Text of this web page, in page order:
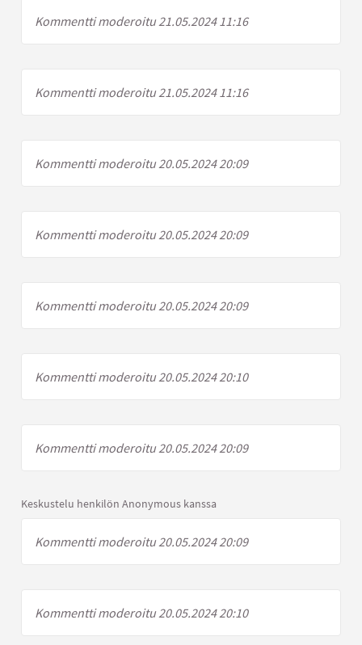
Kommentti moderoitu 21.05.2024 11:16
Kommentti moderoitu 21.05.2024 11:16
Kommentti moderoitu 20.05.2024 20:09
Kommentti moderoitu 20.05.2024 20:09
Kommentti moderoitu 20.05.2024 20:09
Kommentti moderoitu 20.05.2024 20:10
Kommentti moderoitu 20.05.2024 20:09
Keskustelu henkilön Anonymous kanssa
Kommentti moderoitu 20.05.2024 20:09
Kommentti moderoitu 20.05.2024 20:10